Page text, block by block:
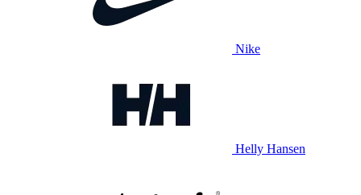
Nike
Helly Hansen